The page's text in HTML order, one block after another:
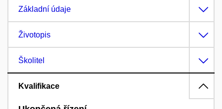
Základní údaje
Životopis
Školitel
Kvalifikace